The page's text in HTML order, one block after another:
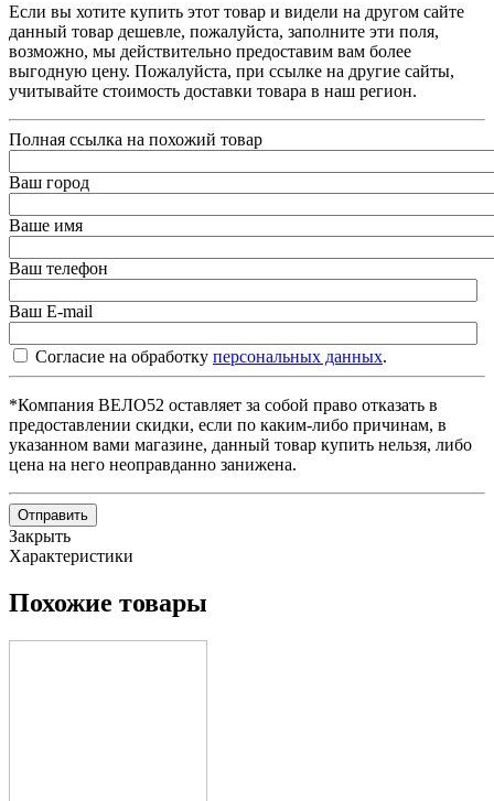
Если вы хотите купить этот товар и видели на другом сайте
данный товар дешевле, пожалуйста, заполните эти поля,
возможно, мы действительно предоставим вам более
выгодную цену. Пожалуйста, при ссылке на другие сайты,
учитывайте стоимость доставки товара в наш регион.
Полная ссылка на похожий товар
Ваш город
Ваше имя
Ваш телефон
Ваш E-mail
Согласие на обработку персональных данных.
*Компания ВЕЛО52 оставляет за собой право отказать в
предоставлении скидки, если по каким-либо причинам, в
указанном вами магазине, данный товар купить нельзя, либо
цена на него неоправданно занижена.
Отправить
Закрыть
Характеристики
Похожие товары